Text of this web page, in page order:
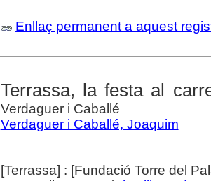
Enllaç permanent a aquest
Terrassa, la festa al
Verdaguer i Caballé
Verdaguer i Caballé, Joaquim
[Terrassa] : [Fundació Torre del